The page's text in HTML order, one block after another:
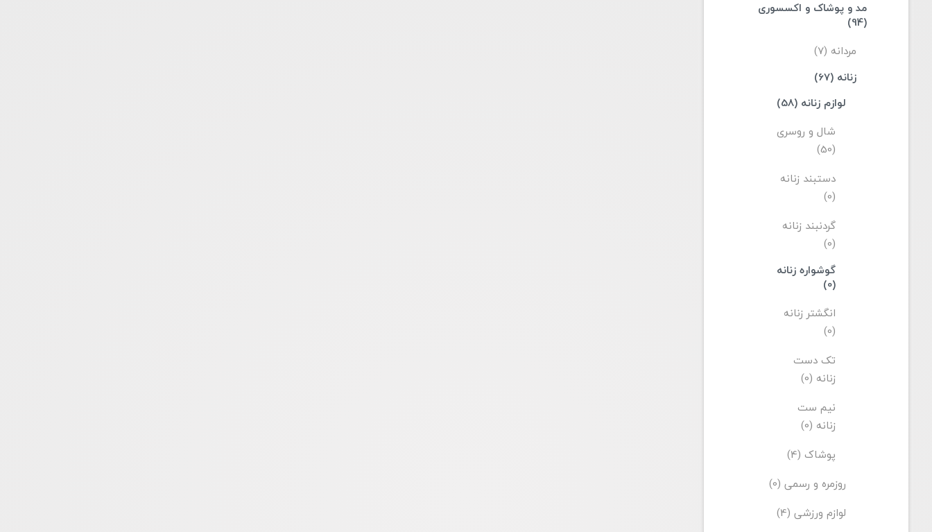
مد و پوشاک و اکسسوری
(94)
مردانه (7)
زنانه (67)
لوازم زنانه (58)
شال و روسری
(50)
دستبند زنانه
(0)
گردنبند زنانه
(0)
گوشواره زنانه
(0)
انگشتر زنانه
(0)
تک دست
زنانه (0)
نیم ست
زنانه (0)
پوشاک (4)
روزمره و رسمی (0)
لوازم ورزشی (4)